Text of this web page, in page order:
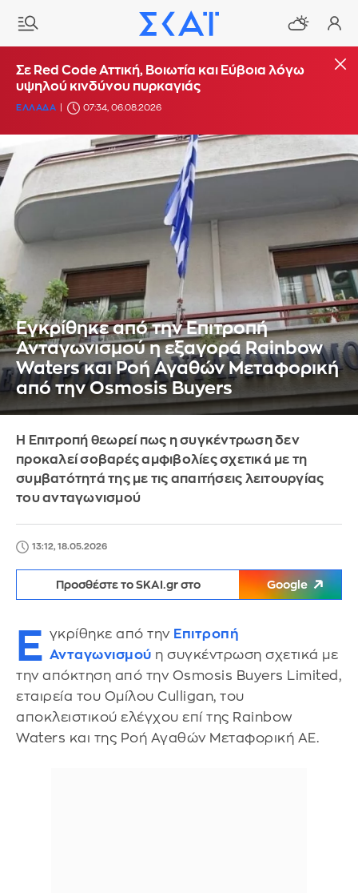
Σε Red Code Αττική, Βοιωτία και Εύβοια λόγω
υψηλού κινδύνου πυρκαγιάς
ΕΛΛΑΔΑ 07:34, 06.08.2026
Εγκρίθηκε από την Επιτροπή
Ανταγωνισμού η εξαγορά Rainbow
Waters και Ροή Αγαθών Μεταφορική
από την Osmosis Buyers
Η Επιτροπή θεωρεί πως η συγκέντρωση δεν
προκαλεί σοβαρές αμφιβολίες σχετικά με τη
συμβατότητά της με τις απαιτήσεις λειτουργίας
του ανταγωνισμού
13:12, 18.05.2026
Προσθέστε το SKAI.gr στο Google
Ε γκρίθηκε από την Επιτροπή
Ανταγωνισμού η συγκέντρωση σχετικά με
την απόκτηση από την Osmosis Buyers Limited,
εταιρεία του Ομίλου Culligan, του
αποκλειστικού ελέγχου επί της Rainbow
Waters και της Ροή Αγαθών Μεταφορική ΑΕ.